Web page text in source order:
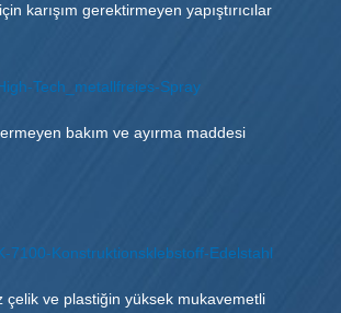
karışım gerektirmeyen yapıştırıcılar
bakım ve ayırma maddesi
çelik ve plastiğin yüksek mukavemetli